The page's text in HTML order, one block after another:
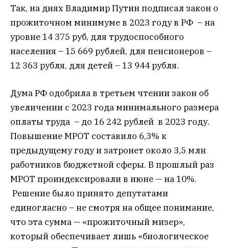
Так, на днях Владимир Путин подписал закон о
прожиточном минимуме в 2023 году в РФ – на
уровне 14 375 руб, для трудоспособного
населения – 15 669 рублей, для пенсионеров –
12 363 рубля, для детей – 13 944 рубля.
Дума РФ одобрила в третьем чтении закон об
увеличении с 2023 года минимального размера
оплаты труда – до 16 242 рублей в 2023 году.
Повышение МРОТ составило 6,3% к
предыдущему году и затронет около 3,5 млн
работников бюджетной сферы. В прошлый раз
МРОТ проиндексировали в июне — на 10%.
Решение было принято депутатами
единогласно – не смотря на общее понимание,
что эта сумма — «прожиточный мизер»,
который обеспечивает лишь «биологическое